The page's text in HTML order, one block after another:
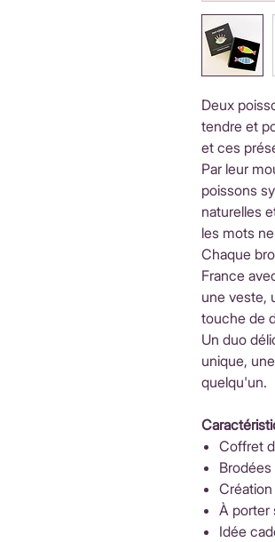
Deux
tendre et
et ces
Par leur
poissons
naturelles
les mots
Chaque
France
une veste,
touche de
Un duo
unique,
quelqu'un.
Coffret
À porter
Idée